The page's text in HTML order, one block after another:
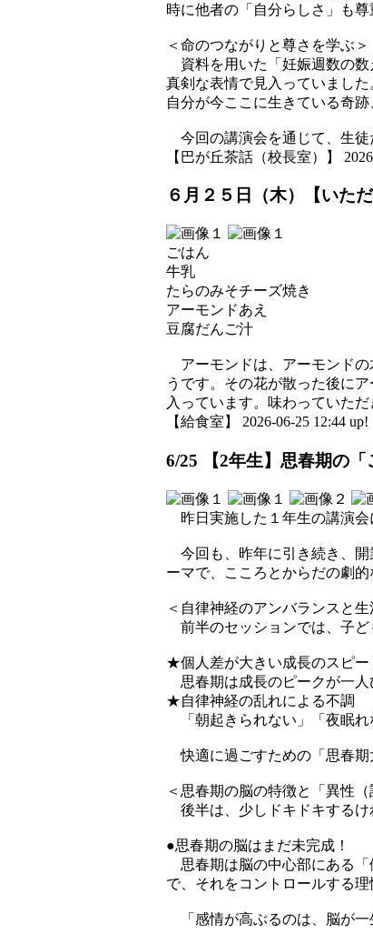
時に他者の「自分らしさ」も
＜命のつながりと尊さを学ぶ＞
資料を用いた「妊娠週数の数
真剣な表情で見入っていました
自分が今ここに生きている奇
今回の講演会を通じて、生徒
【巴が丘茶話（校長室）】
６月２５日（木）【いた
ごはん
牛乳
たらのみそチーズ焼き
アーモンドあえ
豆腐だんご汁
アーモンドは、アーモンドの
うです。その花が散った後に
入っています。味わっていただ
【給食室】 2026-06-25 12:44 up!
6/25 【2年生】思春期の
昨日実施した１年生の講演会
今回も、昨年に引き続き、開
ーマで、こころとからだの劇
＜自律神経のアンバランスと
前半のセッションでは、子ど
★個人差が大きい成長のスピー
思春期は成長のピークが一人
★自律神経の乱れによる不調
「朝起きられない」「夜眠れ
快適に過ごすための「思春期
＜思春期の脳の特徴と「異性
後半は、少しドキドキするけ
●思春期の脳はまだ未完成！
思春期は脳の中心部にある「
で、それをコントロールする
「感情が高ぶるのは、脳が一